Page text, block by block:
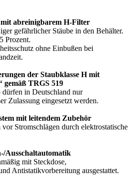
abreinigbarem H-Filter
gefährlicher Stäube in den Behälter.
Prozent.
ohne Einbußen bei
der Staubklasse H mit
gemäß TRGS 519
dürfen in Deutschland nur
Zulassung eingesetzt werden.
mit leitendem Zubehör
Stromschlägen durch elektrostatische
Ausschaltautomatik
mit Steckdose,
Antistatikvorbereitung ausgestattet.